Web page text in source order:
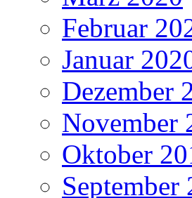
Februar
Januar
Dezember
November
Oktober
September